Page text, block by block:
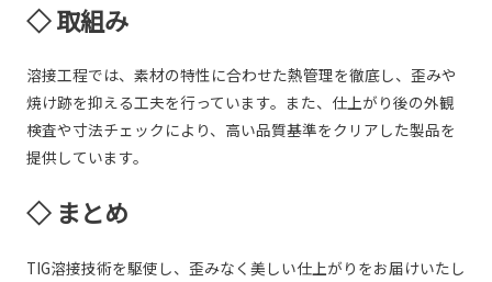
◇ 取組み
溶接工程では、素材の特性に合わせた熱管理を徹底し、歪みや
焼け跡を抑える工夫を行っています。また、仕上がり後の外観
検査や寸法チェックにより、高い品質基準をクリアした製品を
提供しています。
◇ まとめ
TIG溶接技術を駆使し、歪みなく美しい仕上がりをお届けいたし